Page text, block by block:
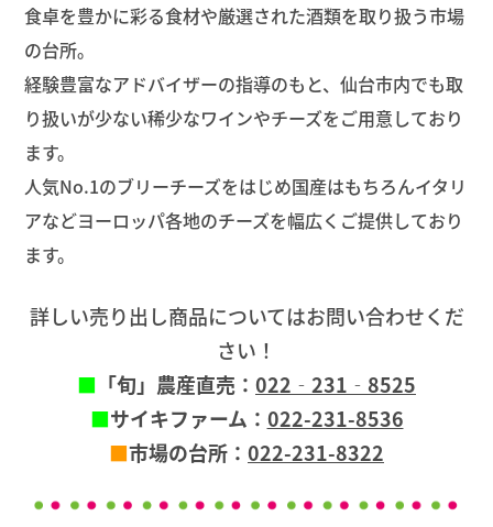
食卓を豊かに彩る食材や厳選された酒類を取り扱う市場
の台所。
経験豊富なアドバイザーの指導のもと、仙台市内でも取
り扱いが少ない稀少なワインやチーズをご用意しており
ます。
人気No.1のブリーチーズをはじめ国産はもちろんイタリ
アなどヨーロッパ各地のチーズを幅広くご提供しており
ます。
詳しい売り出し商品についてはお問い合わせくだ
さい！
■ 「旬」農産直売： 022‐231‐8525
■サイキファーム： 022-231-8536
■市場の台所： 022-231-8322